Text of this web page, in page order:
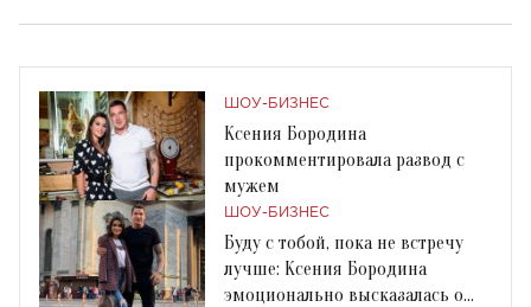
ШОУ-БИЗНЕС
Ксения Бородина
прокомментировала развод с
мужем
ШОУ-БИЗНЕС
Буду с тобой, пока не встречу
лучше: Ксения Бородина
эмоционально высказалась о